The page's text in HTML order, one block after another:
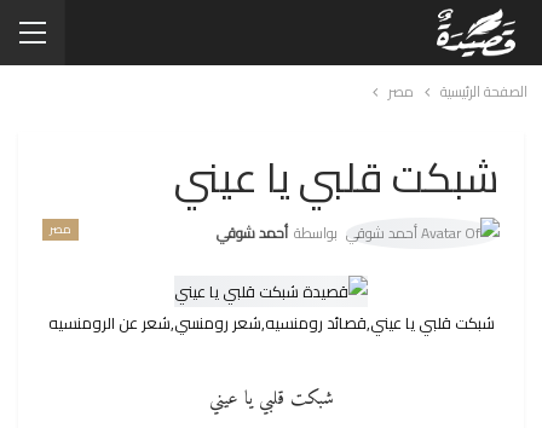
الصفحة الرئيسية مصر
شبكت قلبي يا عيني
مصر بواسطة أحمد شوقي
شبكت قلبي يا عيني,قصائد رومنسيه,شعر رومنسي,شعر عن الرومنسيه
شبكت قلبي يا عيني